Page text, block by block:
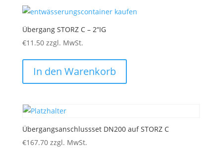
Übergang STORZ C – 2“IG
€11.50 zzgl. MwSt.
In den Warenkorb
Übergangsanschlussset DN200 auf STORZ C
€167.70 zzgl. MwSt.